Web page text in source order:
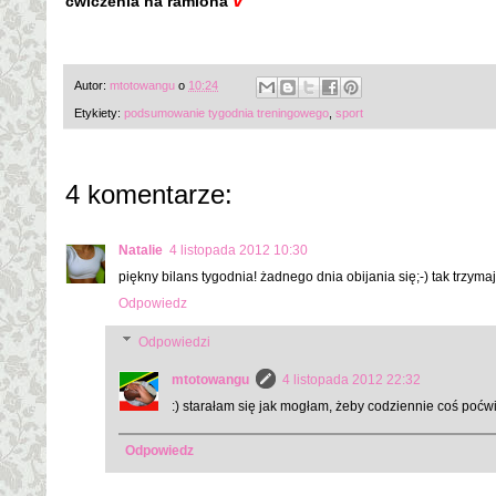
Autor: mtotowangu o 10:24
Etykiety: podsumowanie tygodnia treningowego sport
4 komentarze:
Natalie 4 listopada 2012 10:30
piękny bilans tygodnia! żadnego dnia obijania się;-) tak
Odpowiedz
Odpowiedzi
mtotowangu
4 listopada 2012 22:32
:) starałam się jak mogłam, żeby codziennie coś
Odpowiedz